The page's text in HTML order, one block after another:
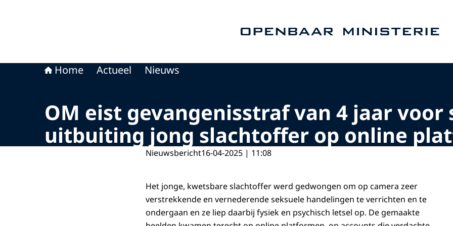
Home Actueel Nieuws
OM eist gevangenisstraf van 4 jaar voor
uitbuiting jong slachtoffer op online
Nieuwsbericht16-04-2025 | 11:08
Het jonge, kwetsbare slachtoffer werd gedwongen om op camera zeer
verstrekkende en vernederende seksuele handelingen te verrichten en te
ondergaan en ze liep daarbij fysiek en psychisch letsel op. De gemaakte